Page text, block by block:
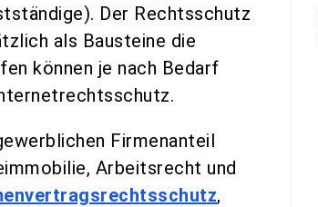
Der Rechtsschutz
als Bausteine die
können je nach Bedarf
Firmenanteil
Arbeitsrecht und
,